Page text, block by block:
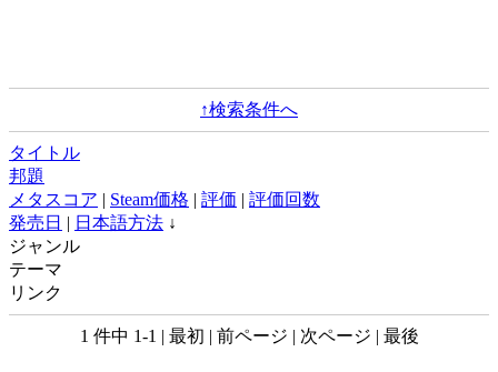
↑検索条件へ
タイトル
邦題
メタスコア | Steam価格 | 評価 | 評価回数
発売日 | 日本語方法 ↓
ジャンル
テーマ
リンク
1 件中 1-1 | 最初 | 前ページ | 次ページ | 最後